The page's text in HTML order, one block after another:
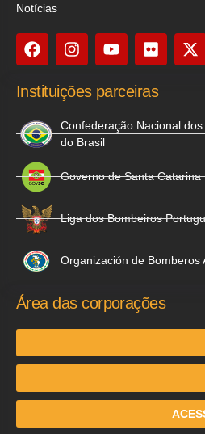
Notícias
Instituições parceiras
Confederação Nacional
do Brasil
Governo de Santa Catarina
Liga dos Bombeiros
Organización de Bomberos
Área das corporações